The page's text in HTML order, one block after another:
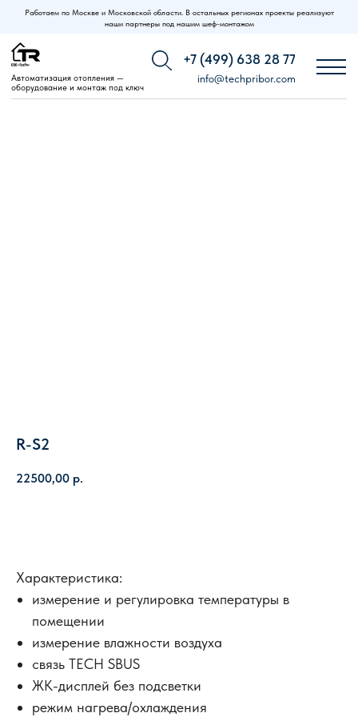
Работаем по Москве и Московской области. В остальных регионах проекты реализуют
наши партнеры под нашим шеф-монтажом
info@techpribor.com
Автоматизация отопления —
оборудование и монтаж под ключ
R-S2
22500,00 р.
Характеристика:
измерение и регулировка температуры в
помещении
измерение влажности воздуха
связь TECH SBUS
ЖК-дисплей без подсветки
режим нагрева/охлаждения
ПОМОЖЕМ ПОДОБРАТЬ
ОБОРУДОВАНИЕ ПОД ВАШ
ОБЪЕКТ
Расскажите о вашей задаче - инженер подберет